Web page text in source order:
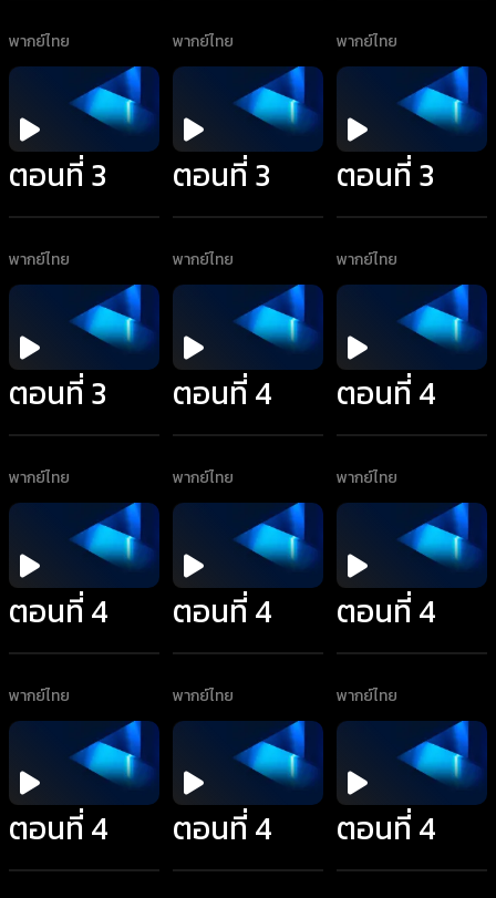
พากย์ไทย พากย์ไทย พากย์ไทย
ตอนที่ 3
พากย์ไทย
ตอนที่ 3
พากย์ไทย
ตอนที่ 3
พากย์ไทย
ตอนที่ 3
พากย์ไทย
ตอนที่ 4
พากย์ไทย
ตอนที่ 4
พากย์ไทย
ตอนที่ 4
พากย์ไทย
ตอนที่ 4
พากย์ไทย
ตอนที่ 4
พากย์ไทย
ตอนที่ 4 ตอนที่ 4 ตอนที่ 4